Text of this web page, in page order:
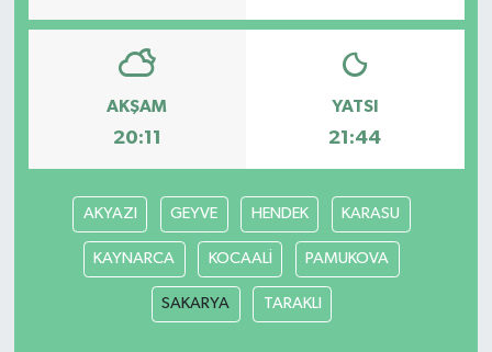
AKŞAM
20:11
YATSI
21:44
AKYAZI GEYVE HENDEK KARASU
KAYNARCA KOCAALİ PAMUKOVA
SAKARYA TARAKLI